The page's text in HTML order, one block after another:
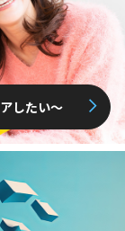
したい〜